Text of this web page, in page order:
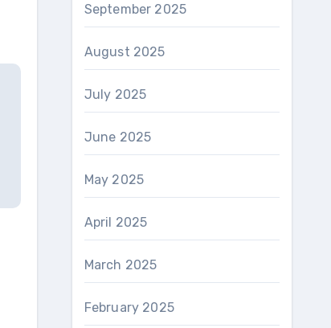
September 2025
August 2025
July 2025
June 2025
May 2025
April 2025
March 2025
February 2025